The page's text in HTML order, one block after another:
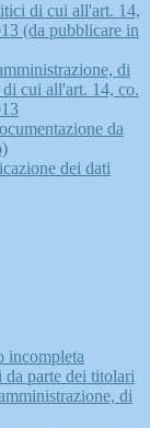
di cui all'art. 14,
(da pubblicare in
di
cui all'art. 14, co.
da
dei dati
incompleta
parte dei titolari
di